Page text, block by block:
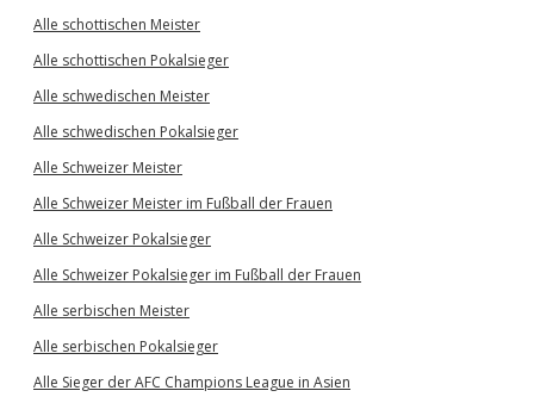
Alle schottischen Meister
Alle schottischen Pokalsieger
Alle schwedischen Meister
Alle schwedischen Pokalsieger
Alle Schweizer Meister
Alle Schweizer Meister im Fußball der Frauen
Alle Schweizer Pokalsieger
Alle Schweizer Pokalsieger im Fußball der Frauen
Alle serbischen Meister
Alle serbischen Pokalsieger
Alle Sieger der AFC Champions League in Asien